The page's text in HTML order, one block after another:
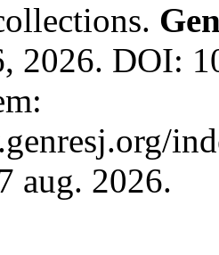
2026. DOI:
aug. 2026.